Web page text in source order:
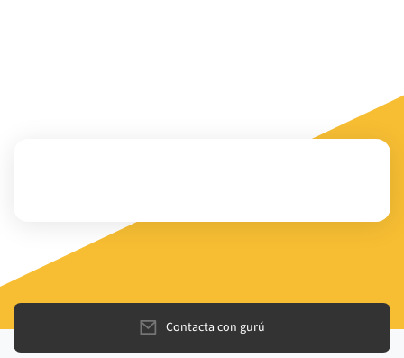
Contacta con gurú